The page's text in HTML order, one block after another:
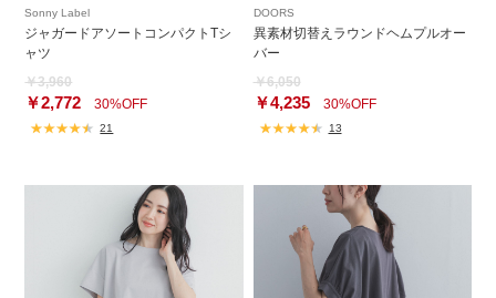
Sonny Label
ジャガードアソートコンパクトTシ
ャツ
￥3,960
￥2,772 30%OFF
21
DOORS
異素材切替えラウンドヘムプルオー
バー
￥6,050
￥4,23530%OFF
13